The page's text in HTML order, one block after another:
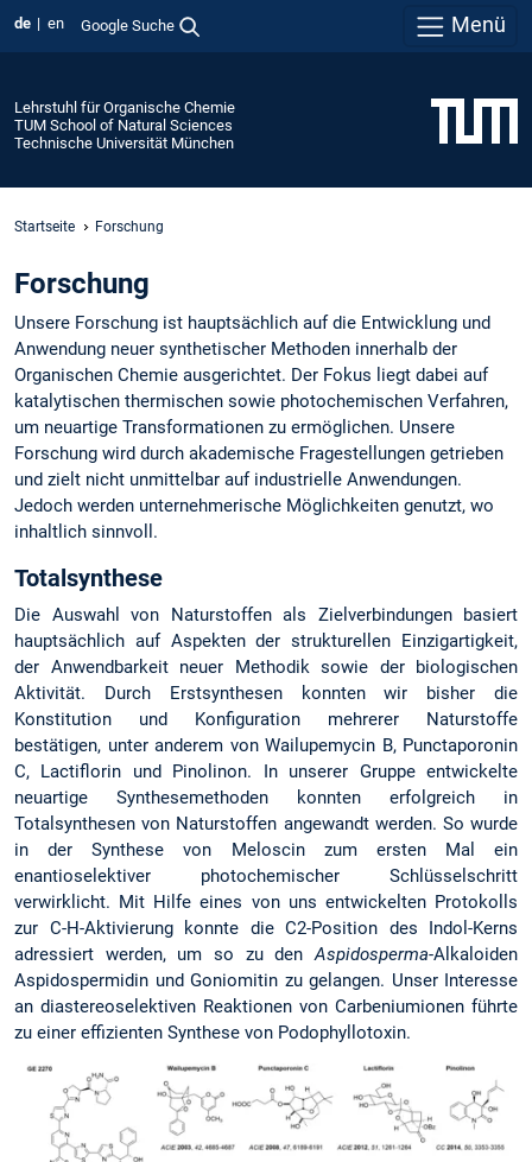
de en Google Suche Menü
Lehrstuhl für Organische Chemie
TUM School of Natural Sciences
Technische Universität München
Startseite Forschung
Forschung
Unsere Forschung ist hauptsächlich auf die Entwicklung und
Anwendung neuer synthetischer Methoden innerhalb der
Organischen Chemie ausgerichtet. Der Fokus liegt dabei auf
katalytischen thermischen sowie photochemischen Verfahren,
um neuartige Transformationen zu ermöglichen. Unsere
Forschung wird durch akademische Fragestellungen getrieben
und zielt nicht unmittelbar auf industrielle Anwendungen.
Jedoch werden unternehmerische Möglichkeiten genutzt, wo
inhaltlich sinnvoll.
Totalsynthese
Die Auswahl von Naturstoffen als Zielverbindungen basiert
hauptsächlich auf Aspekten der strukturellen Einzigartigkeit,
der Anwendbarkeit neuer Methodik sowie der biologischen
Aktivität. Durch Erstsynthesen konnten wir bisher die
Konstitution und Konfiguration mehrerer Naturstoffe
bestätigen, unter anderem von Wailupemycin B, Punctaporonin
C, Lactiflorin und Pinolinon. In unserer Gruppe entwickelte
neuartige Synthesemethoden konnten erfolgreich in
Totalsynthesen von Naturstoffen angewandt werden. So wurde
in der Synthese von Meloscin zum ersten Mal ein
enantioselektiver photochemischer Schlüsselschritt
verwirklicht. Mit Hilfe eines von uns entwickelten Protokolls
zur C-H-Aktivierung konnte die C2-Position des Indol-Kerns
adressiert werden, um so zu denAspidosperma-Alkaloiden
Aspidospermidin und Goniomitin zu gelangen. Unser Interesse
an diastereoselektiven Reaktionen von Carbeniumionen führte
zu einer effizienten Synthese von Podophyllotoxin.